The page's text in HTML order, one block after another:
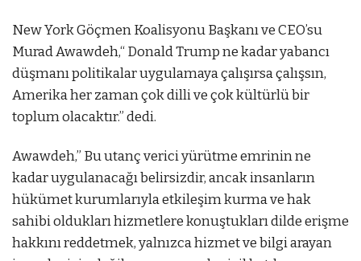
New York Göçmen Koalisyonu Başkanı ve CEO’su
Murad Awawdeh,“ Donald Trump ne kadar yabancı
düşmanı politikalar uygulamaya çalışırsa çalışsın,
Amerika her zaman çok dilli ve çok kültürlü bir
toplum olacaktır.” dedi.
Awawdeh,” Bu utanç verici yürütme emrinin ne
kadar uygulanacağı belirsizdir, ancak insanların
hükümet kurumlarıyla etkileşim kurma ve hak
sahibi oldukları hizmetlere konuştukları dilde erişme
hakkını reddetmek, yalnızca hizmet ve bilgi arayan